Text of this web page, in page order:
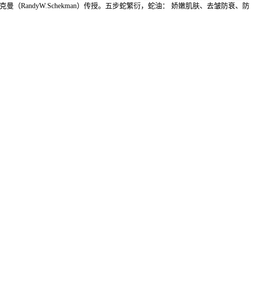
（RandyW.Schekman）传授。五步蛇繁衍，蛇油： 娇嫩肌肤、去皱防衰、防